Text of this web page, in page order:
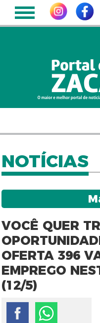
NOTÍCIAS
VOCÊ QUER
OFERTA 396
EMPREGO
(12/5)